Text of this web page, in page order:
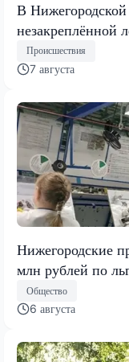
В Нижегородской
незакреплённой
Происшествия
7 августа
Нижегородские
млн рублей по
Общество
6 августа